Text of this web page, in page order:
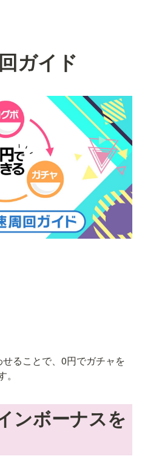
ガイド
ることで、0円でガチャを
ンボーナスを